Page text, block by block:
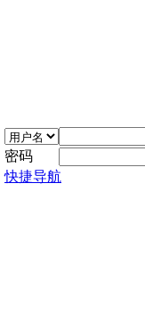
密码
快捷导航